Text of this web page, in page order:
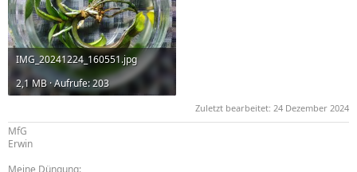
IMG_20241224_160551.jpg
2,1 MB · Aufrufe: 203
Zuletzt bearbeitet: 24 Dezember 2024
MfG
Erwin
Meine Düngung: